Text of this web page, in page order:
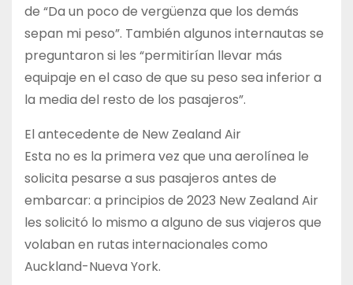
de “Da un poco de vergüenza que los demás
sepan mi peso”. También algunos internautas se
preguntaron si les “permitirían llevar más
equipaje en el caso de que su peso sea inferior a
la media del resto de los pasajeros”.
El antecedente de New Zealand Air
Esta no es la primera vez que una aerolínea le
solicita pesarse a sus pasajeros antes de
embarcar: a principios de 2023 New Zealand Air
les solicitó lo mismo a alguno de sus viajeros que
volaban en rutas internacionales como
Auckland-Nueva York.